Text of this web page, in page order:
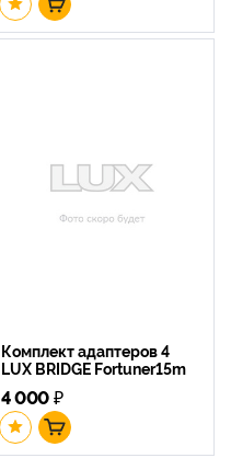
Комплект адаптеров 4
LUX BRIDGE Fortuner15m
4 000₽